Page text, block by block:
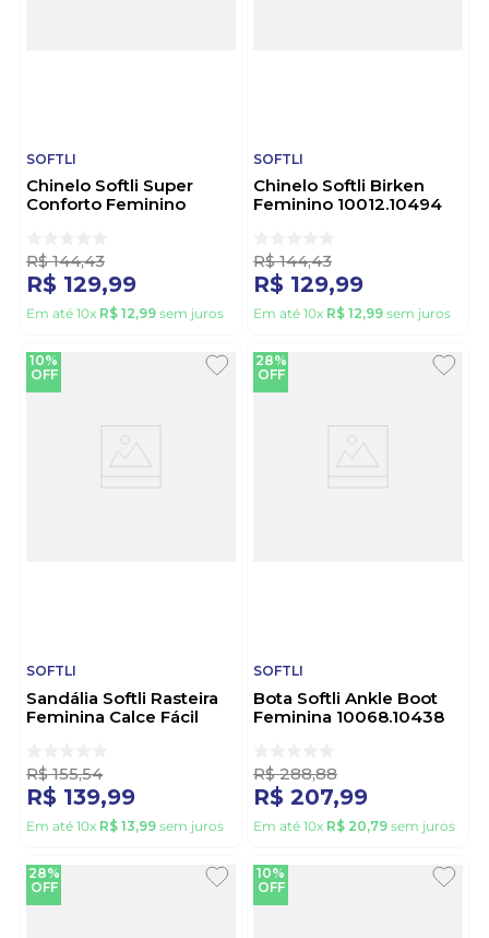
SOFTLI
Chinelo Softli Super
Conforto Feminino
R$ 144,43
R$ 129,99
Em até 10x R$ 12,99 sem juros
SOFTLI
Chinelo Softli Birken
Feminino 10012.10494
R$ 144,43
R$ 129,99
Em até 10x R$ 12,99 sem juros
10%
OFF
SOFTLI
Sandália Softli Rasteira
Feminina Calce Fácil
R$ 155,54
R$ 139,99
Em até 10x R$ 13,99 sem juros
28%
OFF
SOFTLI
Bota Softli Ankle Boot
Feminina 10068.10438
R$ 288,88
R$ 207,99
Em até 10x R$ 20,79 sem juros
28%
OFF
10%
OFF